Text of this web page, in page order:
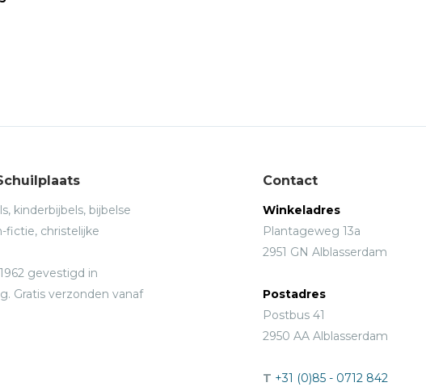
kinderbijbels, bijbelse
fictie, christelijke
gevestigd in
Gratis verzonden vanaf
Contact
Winkeladres
Plantageweg 13a
2951 GN Alblasserdam
Postadres
Postbus 41
2950 AA Alblasserdam
T +31 (0)85 - 0712 842